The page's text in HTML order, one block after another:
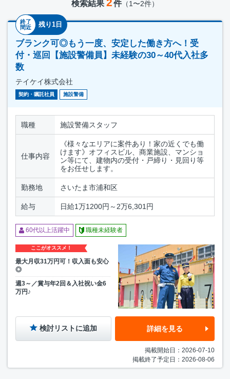
検索結果 件（1〜2件）
終了
間近
残り1日
ブランク可◎もう一度、安定した働き方へ！受
付・巡回【施設警備員】未経験の30～40代入社多
数
テイケイ株式会社
契約・嘱託社員 施設警備
職種 施設警備スタッフ
仕事内容
《様々なエリアに案件あり！家の近くでも働
けます》オフィスビル、商業施設、マンショ
ン等にて、建物内の受付・戸締り・見回り等
をお任せします。
勤務地 さいたま市浦和区
給与 日給1万1200円～2万6,301円
60代以上活躍中 職種未経験者
ここがオススメ！
最大月収31万円可！収入面も安心
◎
週3～／賞与年2回＆入社祝い金6
万円♪
検討リストに追加 詳細を見る
掲載開始日：2026-07-10
掲載終了予定日：2026-08-06